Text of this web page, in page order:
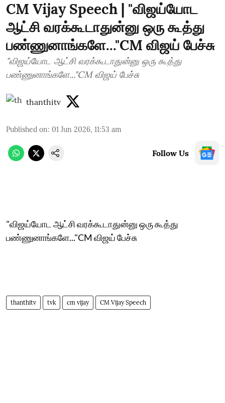
CM Vijay Speech | "விஜய்யோட
ஆட்சி வரக்கூடாதுன்னு ஒரு கூத்து
பண்ணுனாங்களே..."CM விஜய் பேச்சு
"விஜய்யோட ஆட்சி வரக்கூடாதுன்னு ஒரு கூத்து
பண்ணுனாங்களே..."CM விஜய் பேச்சு
thanthitv
Published on: 01 Jun 2026, 11:53 am
Follow Us
"விஜய்யோட ஆட்சி வரக்கூடாதுன்னு ஒரு கூத்து
பண்ணுனாங்களே..."CM விஜய் பேச்சு
thanthitv tvk cm vijay CM Vijay Speech